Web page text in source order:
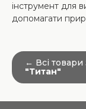
інструмент для
допомагати
← Всі товари
"Титан"